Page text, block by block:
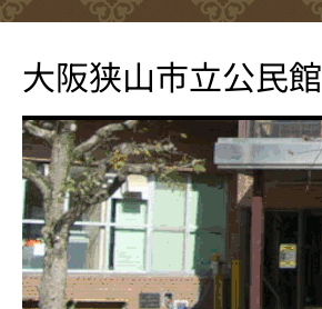
テ
ン
へ
ス
キ
ッ
プ
大阪狭山市立公民館